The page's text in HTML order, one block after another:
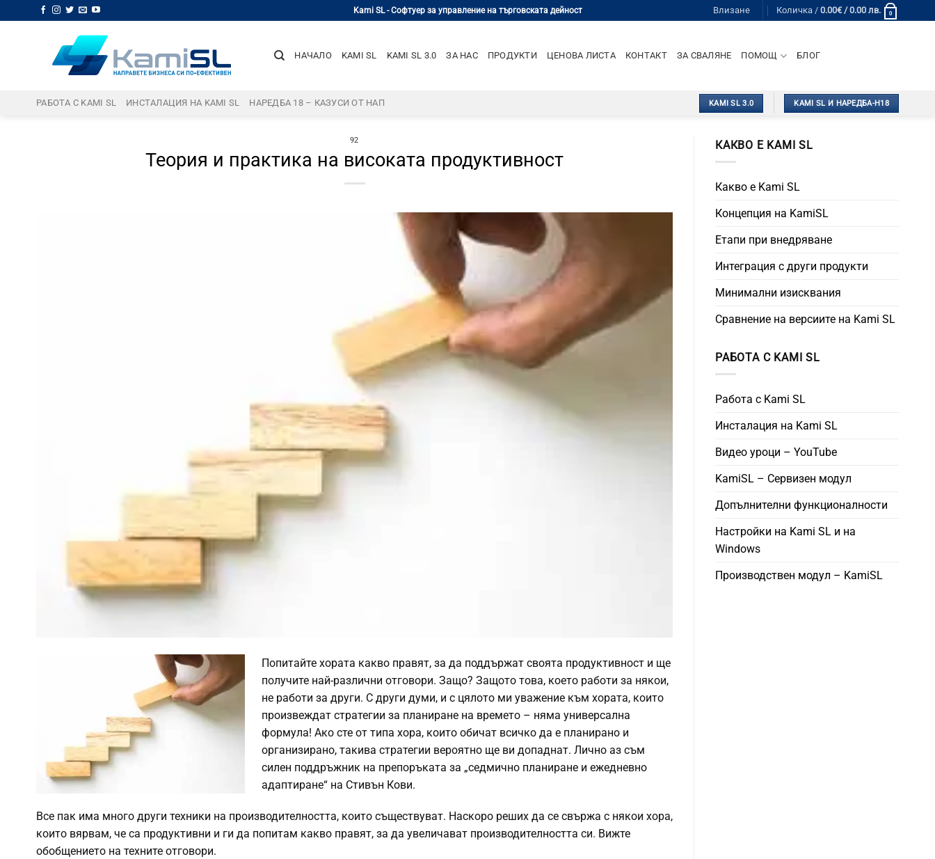
to
Kami SL - Софтуер за управление на търговската дейност Влизане Количка / 0.00€/ 0.00 лв. 0
НАЧАЛО KAMI SL KAMI SL 3.0 ЗА НАС ПРОДУКТИ ЦЕНОВА ЛИСТА КОНТАКТ ЗА СВАЛЯНЕ ПОМОЩ БЛОГ
РАБОТА С KAMI SL ИНСТАЛАЦИЯ НА KAMI SL НАРЕДБА 18 – КАЗУСИ ОТ НАП KAMI SL 3.0 KAMI SL И НАРЕДБА-Н18
92
Теория и практика на високата продуктивност
Попитайте хората какво правят, за да поддържат своята продуктивност и ще
получите най-различни отговори. Защо? Защото това, което работи за някои,
не работи за други. С други думи, и с цялото ми уважение към хората, които
произвеждат стратегии за планиране на времето – няма универсална
формула! Ако сте от типа хора, които обичат всичко да е планирано и
организирано, такива стратегии вероятно ще ви допаднат. Лично аз съм
силен поддръжник на препоръката за „седмично планиране и ежедневно
адаптиране“ на Стивън Кови.
Все пак има много други техники на производителността, които съществуват. Наскоро реших да се свържа с някои хора,
които вярвам, че са продуктивни и ги да попитам какво правят, за да увеличават производителността си. Вижте
обобщението на техните отговори.
КАКВО Е KAMI SL
Какво е Kami SL
Концепция на KamiSL
Етапи при внедряване
Интеграция с други продукти
Минимални изисквания
Сравнение на версиите на Kami SL
РАБОТА С KAMI SL
Работа с Kami SL
Инсталация на Kami SL
Видео уроци – YouTube
KamiSL – Сервизен модул
Допълнителни функционалности
Настройки на Kami SL и на
Windows
Производствен модул – KamiSL